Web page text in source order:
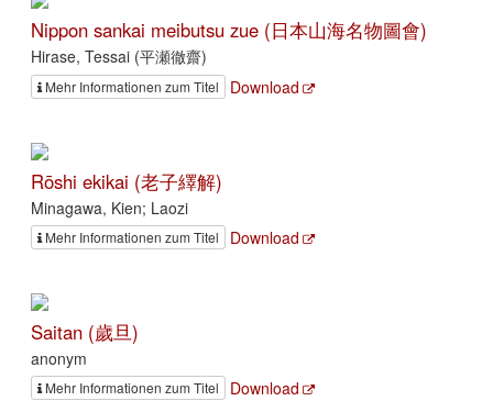
Nippon sankai meibutsu zue (日本山海名物圖會)
Hirase, Tessai (平瀬徹齋)
Mehr Informationen zum Titel Download
Rōshi ekikai (老子繹解)
Minagawa, Kien; Laozi
Mehr Informationen zum Titel Download
Saitan (歲旦)
anonym
Mehr Informationen zum Titel Download